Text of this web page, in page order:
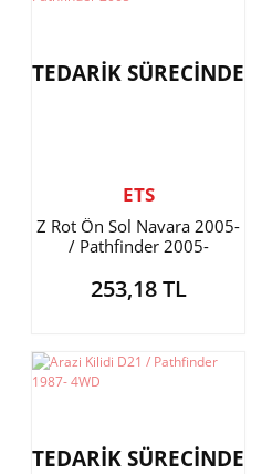
TEDARİK SÜRECİNDE
ETS
Z Rot Ön Sol Navara 2005-
/ Pathfinder 2005-
253,18 TL
TEDARİK SÜRECİNDE